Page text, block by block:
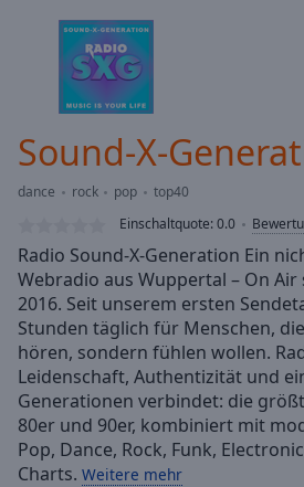
Loaded :
Stream
TypeLIVE
Seek to
currently
behind
live
LIVE
Remaining
Time-
Sound-X-
dance rock pop
top40
Einschaltquote:0.0
Radio Sound-X-Generation Ein
Webradio aus Wuppertal – On Air
2016. Seit unserem ersten
Stunden täglich für Menschen,
hören, sondern fühlen wollen.
Leidenschaft, Authentizität und
Generationen verbindet: die
80er und 90er, kombiniert mit
Pop, Dance, Rock, Funk,
Charts. Weitere mehr